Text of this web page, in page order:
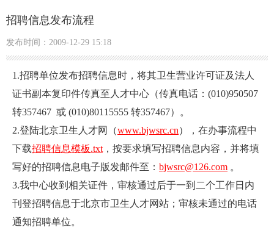
招聘信息发布流程
发布时间：2009-12-29 15:18
1.招聘单位发布招聘信息时，将其卫生营业许可证及法人
证书副本复印件传真至人才中心（传真电话：(010)950507
转357467 或 (010)80115555 转357467）。
2.登陆北京卫生人才网（www.bjwsrc.cn），在办事流程中
下载招聘信息模板.txt ，按要求填写招聘信息内容，并将填
写好的招聘信息电子版发邮件至： bjwsrc@126.com 。
3.我中心收到相关证件，审核通过后于一到二个工作日内
刊登招聘信息于北京市卫生人才网站；审核未通过的电话
通知招聘单位。